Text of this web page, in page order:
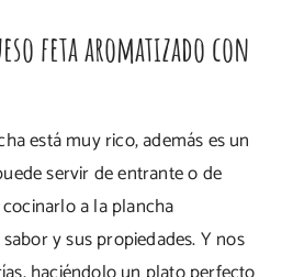
feta aromatizado con
está muy rico, además es un
servir de entrante o de
a la plancha
y sus propiedades. Y nos